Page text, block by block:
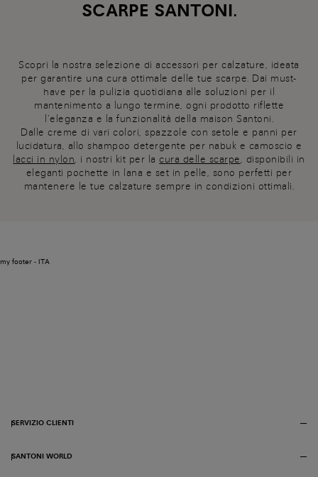
SCARPE SANTONI.
Scopri la nostra selezione di accessori per calzature, ideata
per garantire una cura ottimale delle tue scarpe. Dai must-
have per la pulizia quotidiana alle soluzioni per il
mantenimento a lungo termine, ogni prodotto riflette
l’eleganza e la funzionalità della maison Santoni.
Dalle creme di vari colori, spazzole con setole e panni per
lucidatura, allo shampoo detergente per nabuk e camoscio e
lacci in nylon , i nostri kit per lacura delle scarpe
, disponibili in
eleganti pochette in lana e set in pelle, sono perfetti per
mantenere le tue calzature sempre in condizioni ottimali.
my footer - ITA
SERVIZIO CLIENTI
SANTONI WORLD